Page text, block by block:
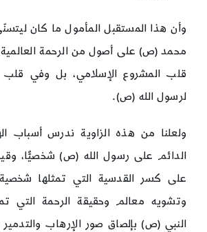
وأن هذا المستقبل المأمول ما كان
محمد (ص) على أصول من الرحمة
قلب المشروع الإسلامي، بل وفي
لرسول الله (ص).
ولعلنا من هذه الزاوية ندرس أسباب
الدائم على رسول الله (ص) شخصيًّا،
على كسر القدسية التي تمثلها
وتشويه معالم وحقيقة الرحمة التي
النبي (ص) بإلصاق صور الإرهاب